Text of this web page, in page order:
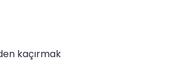
kaçırmak